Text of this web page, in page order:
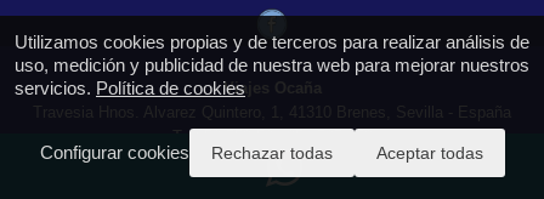
Utilizamos cookies propias y de terceros para realizar análisis de
uso, medición y publicidad de nuestra web para mejorar nuestros
servicios. Política de cookies
Configurar cookies Rechazar todas Aceptar todas
Viajes Ocaña
T.: 659 753 504 954 797 472
https://viajesocana.es
reservas@viajesocana.es